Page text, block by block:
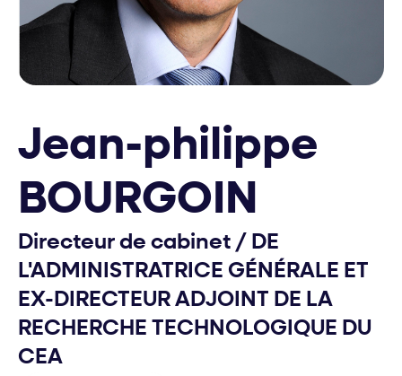
Jean-philippe
BOURGOIN
Directeur de cabinet / DE
L'ADMINISTRATRICE GÉNÉRALE ET
EX-DIRECTEUR ADJOINT DE LA
RECHERCHE TECHNOLOGIQUE DU
CEA